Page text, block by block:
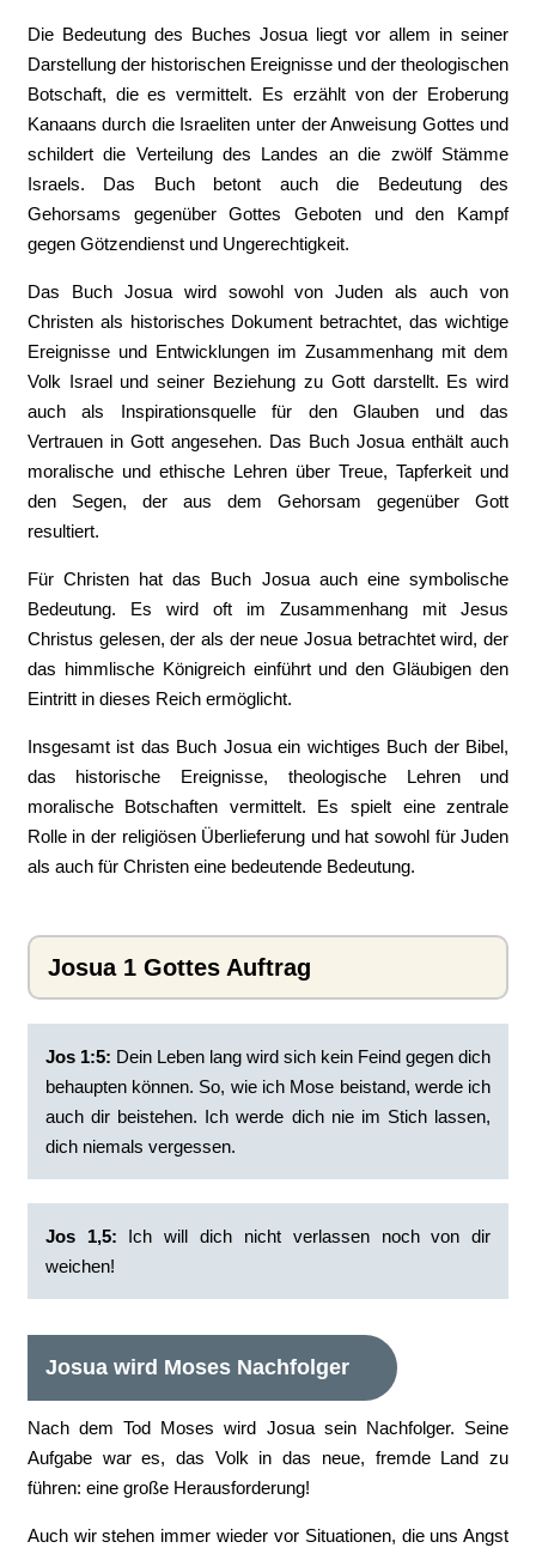
Die Bedeutung des Buches Josua liegt vor allem in seiner
Darstellung der historischen Ereignisse und der theologischen
Botschaft, die es vermittelt. Es erzählt von der Eroberung
Kanaans durch die Israeliten unter der Anweisung Gottes und
schildert die Verteilung des Landes an die zwölf Stämme
Israels. Das Buch betont auch die Bedeutung des
Gehorsams gegenüber Gottes Geboten und den Kampf
gegen Götzendienst und Ungerechtigkeit.
Das Buch Josua wird sowohl von Juden als auch von
Christen als historisches Dokument betrachtet, das wichtige
Ereignisse und Entwicklungen im Zusammenhang mit dem
Volk Israel und seiner Beziehung zu Gott darstellt. Es wird
auch als Inspirationsquelle für den Glauben und das
Vertrauen in Gott angesehen. Das Buch Josua enthält auch
moralische und ethische Lehren über Treue, Tapferkeit und
den Segen, der aus dem Gehorsam gegenüber Gott
resultiert.
Für Christen hat das Buch Josua auch eine symbolische
Bedeutung. Es wird oft im Zusammenhang mit Jesus
Christus gelesen, der als der neue Josua betrachtet wird, der
das himmlische Königreich einführt und den Gläubigen den
Eintritt in dieses Reich ermöglicht.
Insgesamt ist das Buch Josua ein wichtiges Buch der Bibel,
das historische Ereignisse, theologische Lehren und
moralische Botschaften vermittelt. Es spielt eine zentrale
Rolle in der religiösen Überlieferung und hat sowohl für Juden
als auch für Christen eine bedeutende Bedeutung.
Josua 1 Gottes Auftrag
Jos 1:5: ‭Dein Leben lang wird sich kein Feind gegen dich
behaupten können. So, wie ich Mose beistand, werde ich
auch dir beistehen. Ich werde dich nie im Stich lassen,
dich niemals vergessen.
Jos 1,5: Ich will dich nicht verlassen noch von dir
weichen!
Josua wird Moses Nachfolger
Nach dem Tod Moses wird Josua sein Nachfolger. Seine
Aufgabe war es, das Volk in das neue, fremde Land zu
führen: eine große Herausforderung!
Auch wir stehen immer wieder vor Situationen, die uns Angst